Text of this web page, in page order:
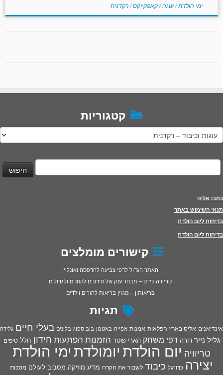
ימי הולדת/עוגה/קאפקייקס/רקדנית
קטגוריות
קטגוריות
חיפוש:
כתבו אלינו
תנאי השימוש באתר
בדיחות ליום הולדת
בדיחות ליום הולדת
קישורים מומלצים
האתר הגדול לדפי צביעה להדפסה ואונליין
טריוויה קידס – מבחר ענק של חידונים לקטנים ולגדולים
בריאותון – מגזין בריאות להורים וילדים
תגיות
אינדיאנים אליס בארץ הפלאות אמנות אפייה באטמן בוב ספוג בלונים בעלי חיים גלידה
גליל נייר דורה דפי משחק הארי פוטר הזמנות הפתעות חידון חלל טיפים
טריוויה יום הולדתיומולדתימי הולדת
יצירה כדורגל כיבוד לשבור את הקרח מדע מוזיקה מסביב לעולם מסכות